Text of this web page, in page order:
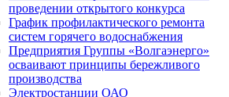
проведении открытого конкурса
График профилактического ремонта
систем горячего водоснабжения
Предприятия Группы «Волгаэнерго»
осваивают принципы бережливого
производства
Электростанции ОАО